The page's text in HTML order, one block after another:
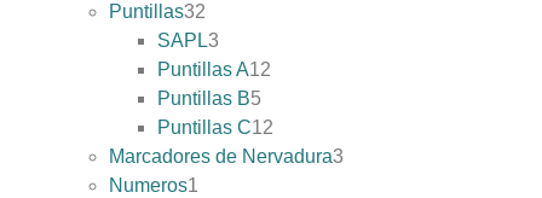
Puntillas32
SAPL3
Puntillas A12
Puntillas B5
Puntillas C12
Marcadores de Nervadura3
Numeros1